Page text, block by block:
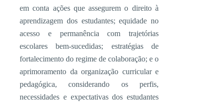
em conta ações que assegurem o direito à
aprendizagem dos estudantes; equidade no
acesso e permanência com trajetórias
escolares bem-sucedidas; estratégias de
fortalecimento do regime de colaboração; e o
aprimoramento da organização curricular e
pedagógica, considerando os perfis,
necessidades e expectativas dos estudantes